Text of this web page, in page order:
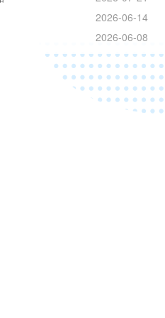
2026-06-14
2026-06-08